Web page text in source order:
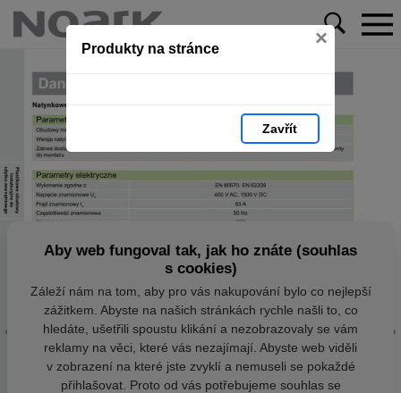
Produkty na stránce ×
Zavřít
Aby web fungoval tak, jak ho znáte (souhlas
s cookies)
Záleží nám na tom, aby pro vás nakupování bylo co nejlepší
zážitkem. Abyste na našich stránkách rychle našli to, co
hledáte, ušetřili spoustu klikání a nezobrazovaly se vám
reklamy na věci, které vás nezajímají. Abyste web viděli
v zobrazení na které jste zvyklí a nemuseli se pokaždé
přihlašovat. Proto od vás potřebujeme souhlas se